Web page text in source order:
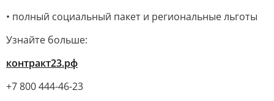
• полный социальный пакет и региональные льготы
Узнайте больше:
контракт23.рф
+7 800 444-46-23